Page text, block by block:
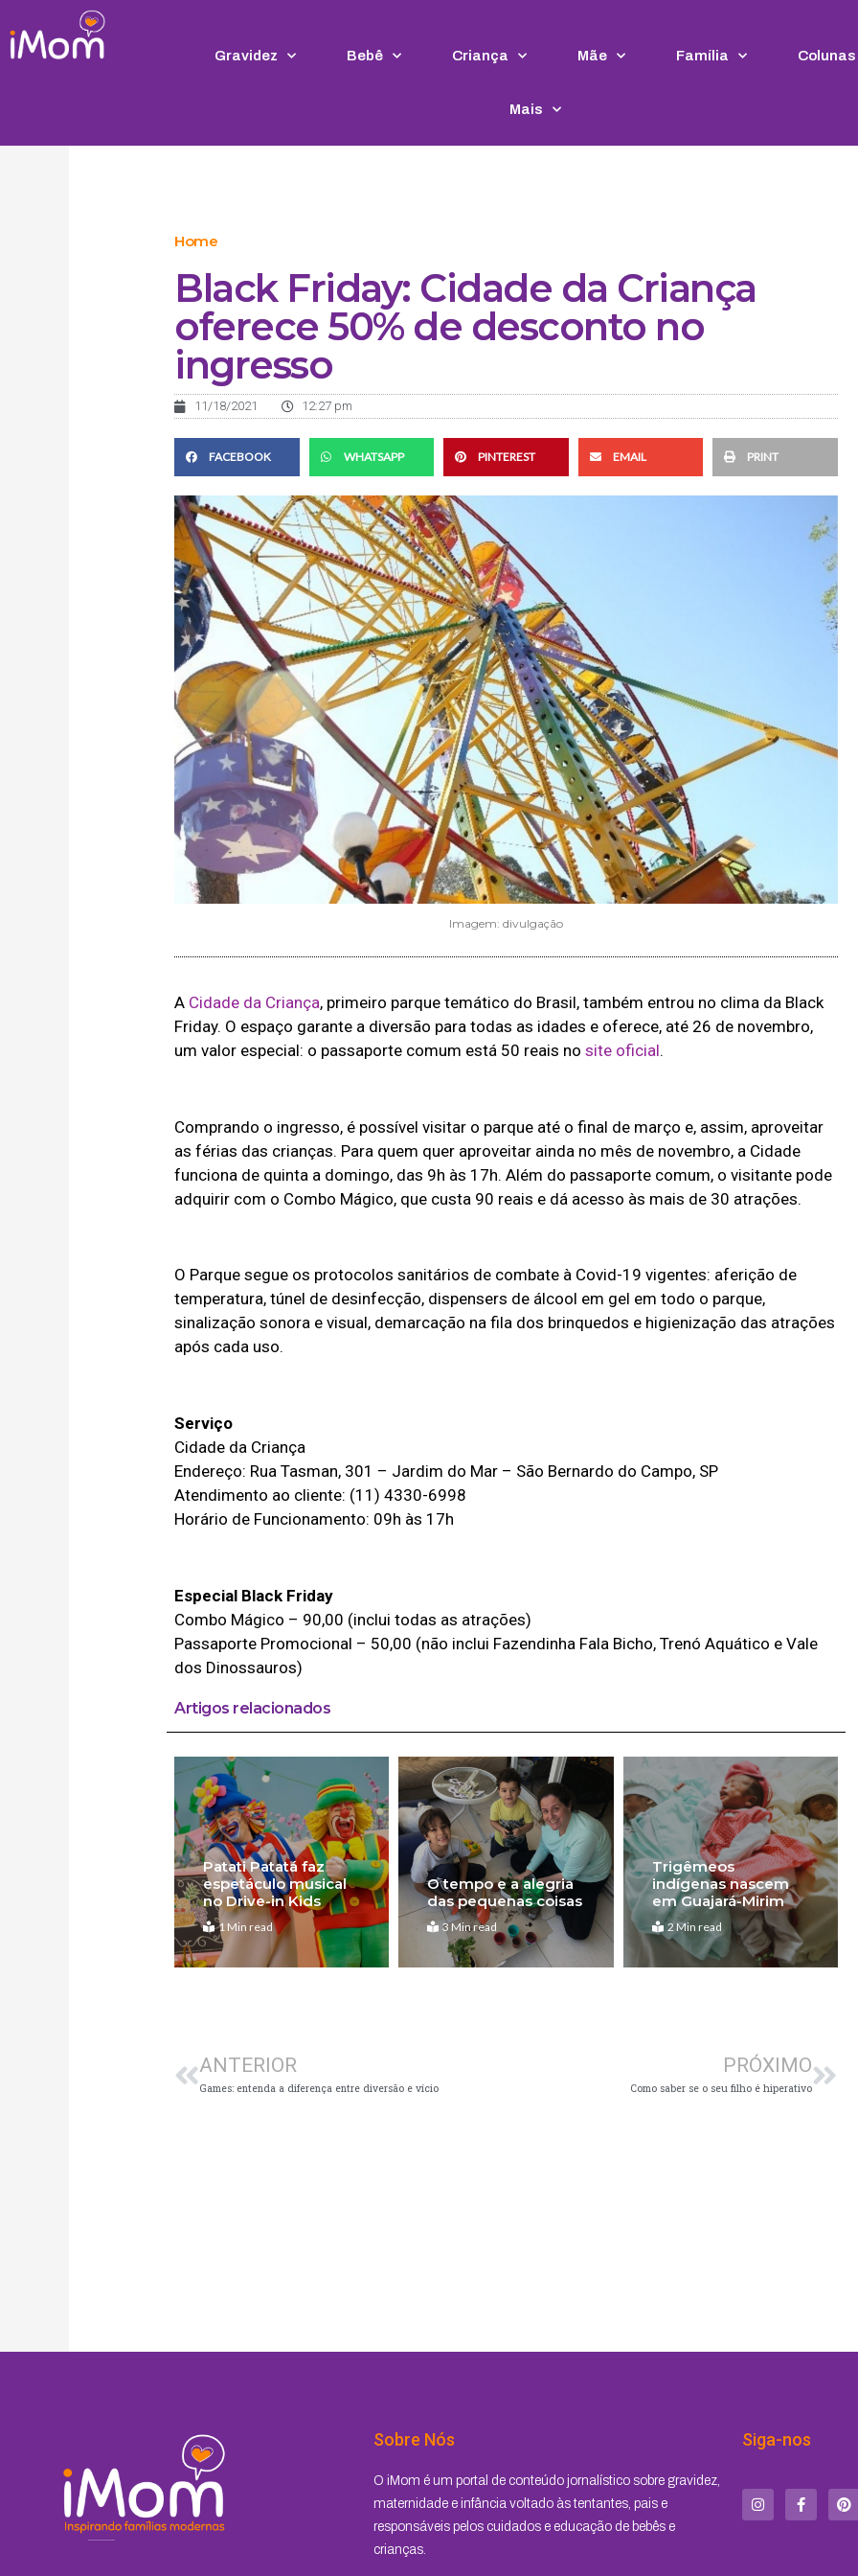
para
Gravidez Bebê Criança Mãe Família Colunas
Mais
Home
Black Friday: Cidade da Criança
oferece 50% de desconto no
ingresso
11/18/2021 12:27 pm
FACEBOOK WHATSAPP PINTEREST EMAIL PRINT
Imagem: divulgação
A Cidade da Criança, primeiro parque temático do Brasil, também entrou no clima da Black
Friday. O espaço garante a diversão para todas as idades e oferece, até 26 de novembro,
um valor especial: o passaporte comum está 50 reais nosite oficial.
Comprando o ingresso, é possível visitar o parque até o final de março e, assim, aproveitar
as férias das crianças. Para quem quer aproveitar ainda no mês de novembro, a Cidade
funciona de quinta a domingo, das 9h às 17h. Além do passaporte comum, o visitante pode
adquirir com o Combo Mágico, que custa 90 reais e dá acesso às mais de 30 atrações.
O Parque segue os protocolos sanitários de combate à Covid-19 vigentes: aferição de
temperatura, túnel de desinfecção, dispensers de álcool em gel em todo o parque,
sinalização sonora e visual, demarcação na fila dos brinquedos e higienização das atrações
após cada uso.
Serviço
Cidade da Criança
Endereço: Rua Tasman, 301 – Jardim do Mar – São Bernardo do Campo, SP
Atendimento ao cliente: (11) 4330-6998
Horário de Funcionamento: 09h às 17h
Especial Black Friday
Combo Mágico – 90,00 (inclui todas as atrações)
Passaporte Promocional – 50,00 (não inclui Fazendinha Fala Bicho, Trenó Aquático e Vale
dos Dinossauros)
Artigos relacionados
Patati Patatá faz
espetáculo musical
no Drive-in Kids
1 Min read
O tempo e a alegria
das pequenas coisas
3 Min read
Trigêmeos
indígenas nascem
em Guajará-Mirim
2 Min read
ANTERIOR
Games: entenda a diferença entre diversão e vício
PRÓXIMO
Como saber se o seu filho é hiperativo
Sobre Nós
O iMom é um portal de conteúdo jornalístico sobre gravidez,
maternidade e infância voltado às tentantes, pais e
responsáveis pelos cuidados e educação de bebês e
crianças.
Siga-nos
n
s
t
a
c
e
i
n
t